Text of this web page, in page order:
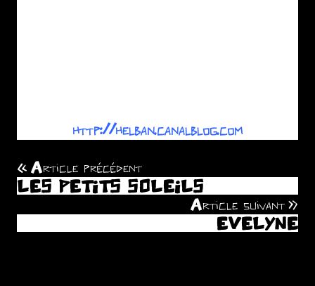
http://helban.canalblog.com
Navigation
de
l’article
Article précédent
LES PETITS SOLEILS
Article suivant
EVELYNE